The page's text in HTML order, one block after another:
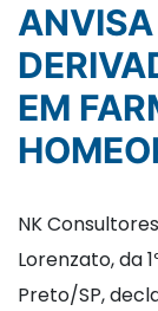
ANVISA NÃO PODE PROIBIR
EM
NK
Lorenzato, da
Preto/SP,